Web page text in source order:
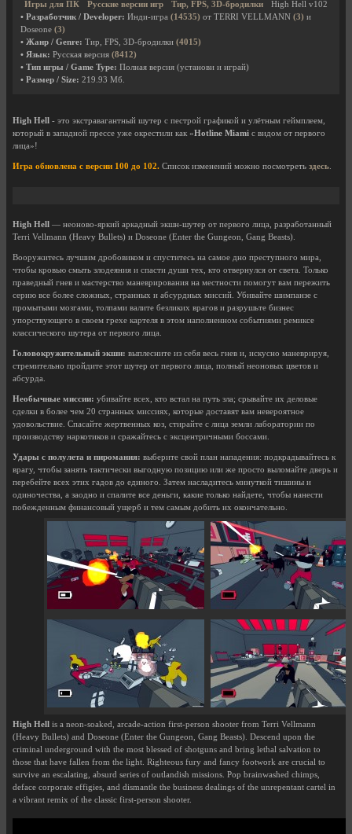
Игры для ПК
Русские версии игр Тир, FPS, 3D-бродилки
High Hell v102
• Разработчик / Developer: Инди-игра (14535) от TERRI VELLMANN (3) и
Doseone (3)
• Жанр / Genre: Тир, FPS, 3D-бродилки (4015)
• Язык: Русская версия (8412)
• Тип игры / Game Type: Полная версия (установи и играй)
• Размер / Size: 219.93 Мб.
High Hell - это экстравагантный шутер с пестрой графикой и улётным геймплеем,
который в западной прессе уже окрестили как «Hotline Miami с видом от первого
лица»!
Игра обновлена с версии 100 до 102. Список изменений можно посмотреть здесь.
High Hell — неоново-яркий аркадный экшн-шутер от первого лица, разработанный
Terri Vellmann (Heavy Bullets) и Doseone (Enter the Gungeon, Gang Beasts).
Вооружитесь лучшим дробовиком и спуститесь на самое дно преступного мира,
чтобы кровью смыть злодеяния и спасти души тех, кто отвернулся от света. Только
праведный гнев и мастерство маневрирования на местности помогут вам пережить
серию все более сложных, странных и абсурдных миссий. Убивайте шимпанзе с
промытыми мозгами, толпами валите безликих врагов и разрушьте бизнес
упорствующего в своем грехе картеля в этом наполненном событиями ремиксе
классического шутера от первого лица.
Головокружительный экшн: выплесните из себя весь гнев и, искусно маневрируя,
стремительно пройдите этот шутер от первого лица, полный неоновых цветов и
абсурда.
Необычные миссии: убивайте всех, кто встал на путь зла; срывайте их деловые
сделки в более чем 20 странных миссиях, которые доставят вам невероятное
удовольствие. Спасайте жертвенных коз, стирайте с лица земли лаборатории по
производству наркотиков и сражайтесь с эксцентричными боссами.
Удары с полулета и пиромания: выберите свой план нападения: подкрадывайтесь к
врагу, чтобы занять тактически выгодную позицию или же просто выломайте дверь и
перебейте всех этих гадов до единого. Затем насладитесь минуткой тишины и
одиночества, а заодно и спалите все деньги, какие только найдете, чтобы нанести
побежденным финансовый ущерб и тем самым добить их окончательно.
High Hell is a neon-soaked, arcade-action first-person shooter from Terri Vellmann
(Heavy Bullets) and Doseone (Enter the Gungeon, Gang Beasts). Descend upon the
criminal underground with the most blessed of shotguns and bring lethal salvation to
those that have fallen from the light. Righteous fury and fancy footwork are crucial to
survive an escalating, absurd series of outlandish missions. Pop brainwashed chimps,
deface corporate effigies, and dismantle the business dealings of the unrepentant cartel in
a vibrant remix of the classic first-person shooter.